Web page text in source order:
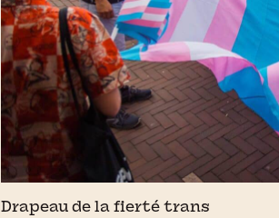
Drapeau de la fierté trans